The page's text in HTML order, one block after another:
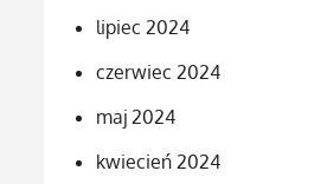
lipiec 2024
czerwiec 2024
maj 2024
kwiecień 2024